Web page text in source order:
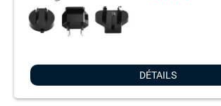
DÉTAILS